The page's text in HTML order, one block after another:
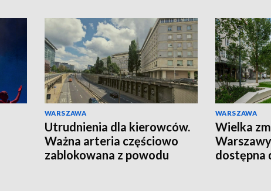
WARSZAWA
Utrudnienia dla kierowców.
Ważna arteria częściowo
zablokowana z powodu
WARSZAWA
Wielka
dostępna